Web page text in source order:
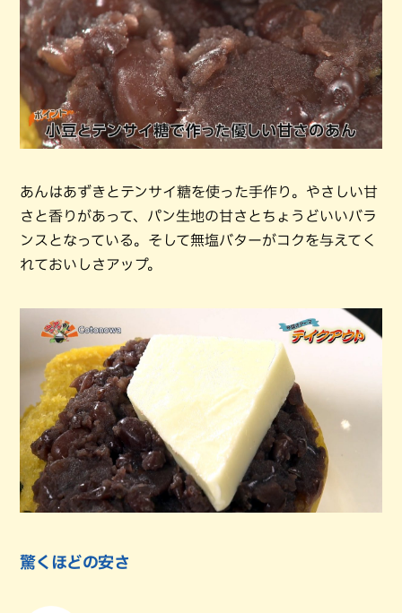
あんはあずきとテンサイ糖を使った手作り。やさしい甘
さと香りがあって、パン生地の甘さとちょうどいいバラ
ンスとなっている。そして無塩バターがコクを与えてく
れておいしさアップ。
驚くほどの安さ